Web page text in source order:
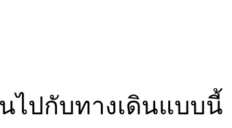
ไปกับทางเดินแบบนี้